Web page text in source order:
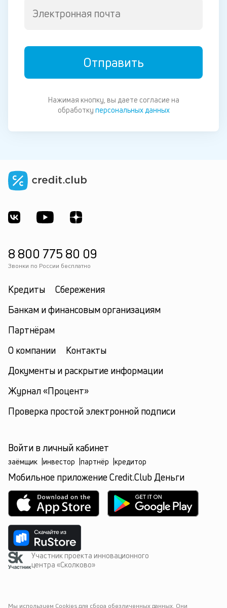
Электронная почта
Отправить
Нажимая кнопку, вы даете согласие на
обработку персональных данных
8 800 775 80 09
Звонки по России бесплатно
Кредиты
Сбережения
Банкам и финансовым организациям
Партнёрам
О компании
Контакты
Документы и раскрытие информации
Журнал «Процент»
Проверка простой электронной подписи
Мы используем Cookies для сбора обезличенных данных. Они
Войти в личный кабинет
заёмщик инвестор партнёр кредитор
Мобильное приложение Credit.Club Деньги
Участник проекта инновационного
центра «Сколково»